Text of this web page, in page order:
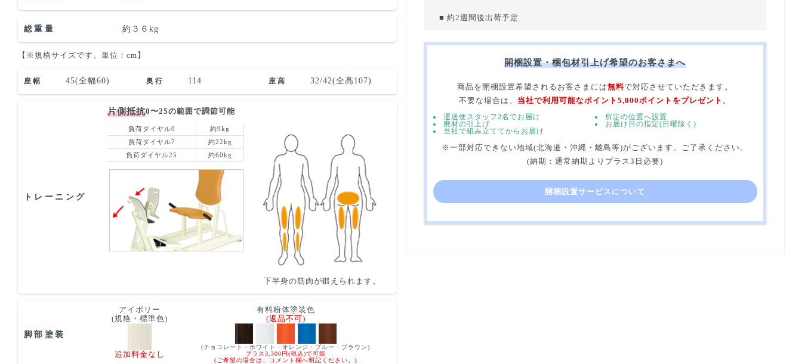
総重量 約３６kg
【※規格サイズです。単位：cm】
座幅 45(全幅60) 奥行 114 座高 32/42(全高107)
トレーニング
片側抵抗0〜25の範囲で調節可能
負荷ダイヤル0
約9kg
負荷ダイヤル7
約22kg
負荷ダイヤル25
約60kg
下半身の筋肉が鍛えられます。
脚部塗装
アイボリー
(規格・標準色)
追加料金なし
有料粉体塗装色
(返品不可)
(チョコレート・ホワイト・オレンジ・ブルー・ブラウン)
プラス3,300円(税込)で可能
(ご希望の場合は、コメント欄へ明記ください。)
■ 約2週間後出荷予定
開梱設置・梱包材引上げ希望のお客さまへ
商品を開梱設置希望されるお客さまには無料で対応させていただきます。
不要な場合は、 当社で利用可能なポイント5,000ポイントをプレゼント 。
運送便スタッフ2名でお届け
所定の位置へ設置
廃材の引上げ
お届け日の指定(日曜除く)
当社で組み立ててからお届け
※一部対応できない地域(北海道・沖縄・離島等)がございます。ご了承ください。
(納期：通常納期よりプラス3日必要)
開梱設置サービスについて